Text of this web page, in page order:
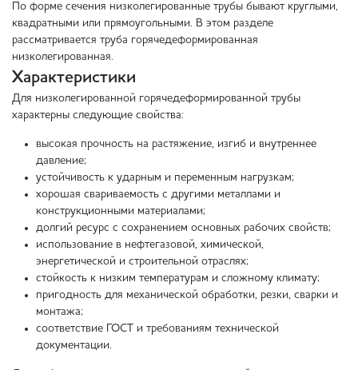
По форме сечения низколегированные трубы бывают круглыми,
квадратными или прямоугольными. В этом разделе
рассматривается труба горячедеформированная
низколегированная.
Характеристики
Для низколегированной горячедеформированной трубы
характерны следующие свойства:
высокая прочность на растяжение, изгиб и внутреннее
давление;
устойчивость к ударным и переменным нагрузкам;
хорошая свариваемость с другими металлами и
конструкционными материалами;
долгий ресурс с сохранением основных рабочих свойств;
использование в нефтегазовой, химической,
энергетической и строительной отраслях;
стойкость к низким температурам и сложному климату;
пригодность для механической обработки, резки, сварки и
монтажа;
соответствие ГОСТ и требованиям технической
документации.